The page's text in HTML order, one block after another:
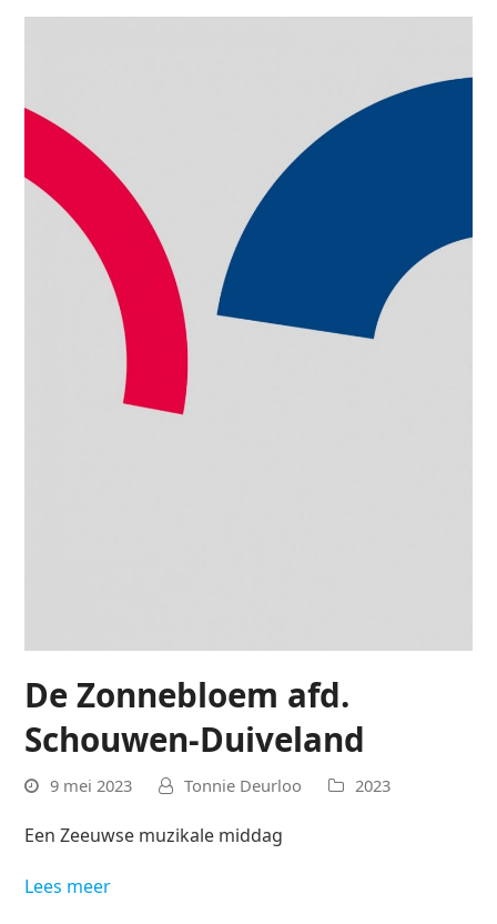
De Zonnebloem afd.
Schouwen-Duiveland
9 mei 2023 Tonnie Deurloo 2023
Een Zeeuwse muzikale middag
Lees meer